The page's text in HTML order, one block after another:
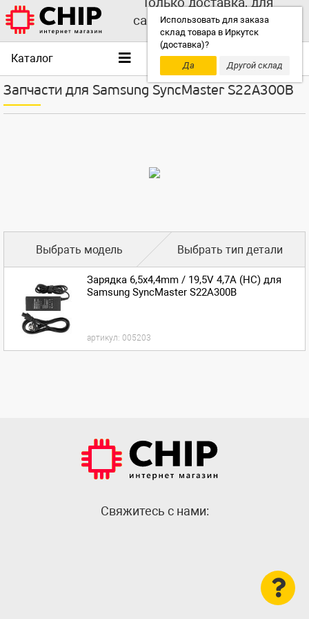
Использовать для заказа
склад товара в Иркутск
(доставка)?
Да
Другой склад
самовывоза выбирайте
другой склад!
Каталог
Запчасти для Samsung SyncMaster S22A300B
Выбрать модель Выбрать тип детали
Зарядка 6,5x4,4mm / 19,5V 4,7A (HC) для
Samsung SyncMaster S22A300B
артикул: 005203
Cвяжитесь с нами: